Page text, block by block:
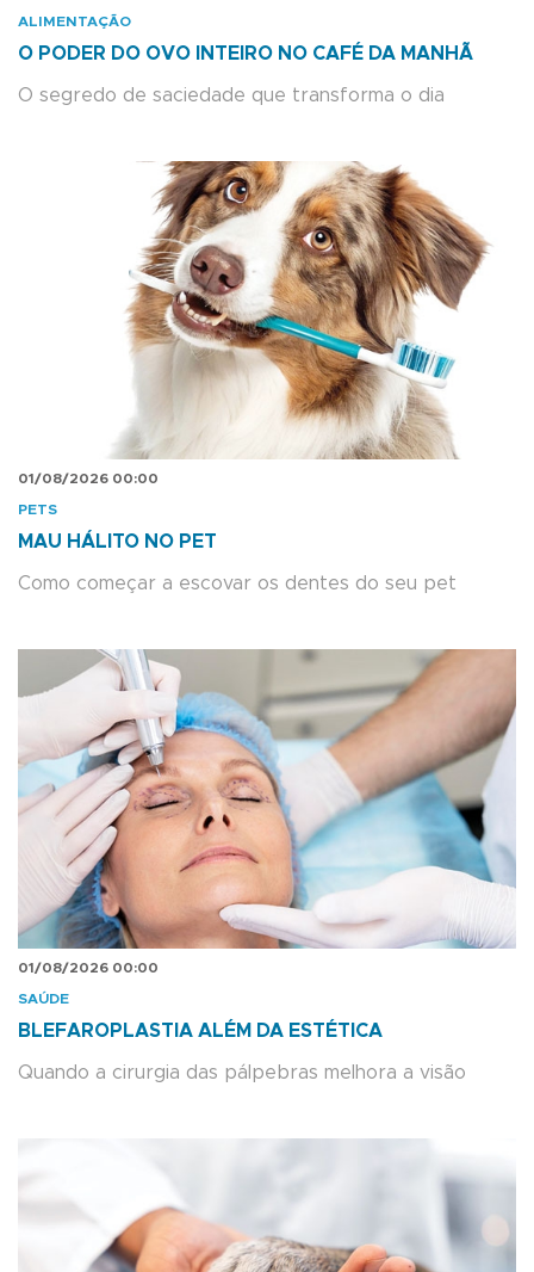
ALIMENTAÇÃO
O PODER DO OVO INTEIRO NO CAFÉ DA MANHÃ
O segredo de saciedade que transforma o dia
01/08/2026 00:00
PETS
MAU HÁLITO NO PET
Como começar a escovar os dentes do seu pet
01/08/2026 00:00
SAÚDE
BLEFAROPLASTIA ALÉM DA ESTÉTICA
Quando a cirurgia das pálpebras melhora a visão